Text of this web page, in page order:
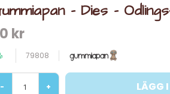
- Dies -
kr
79808
- + LÄGG